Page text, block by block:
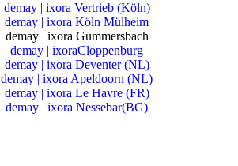
demay | ixora Vertrieb (Köln)
demay | ixora Köln Mülheim
demay | ixora Gummersbach
demay | ixoraCloppenburg
demay | ixora Deventer (NL)
demay | ixora Apeldoorn (NL)
demay | ixora Le Havre (FR)
demay | ixora Nessebar(BG)